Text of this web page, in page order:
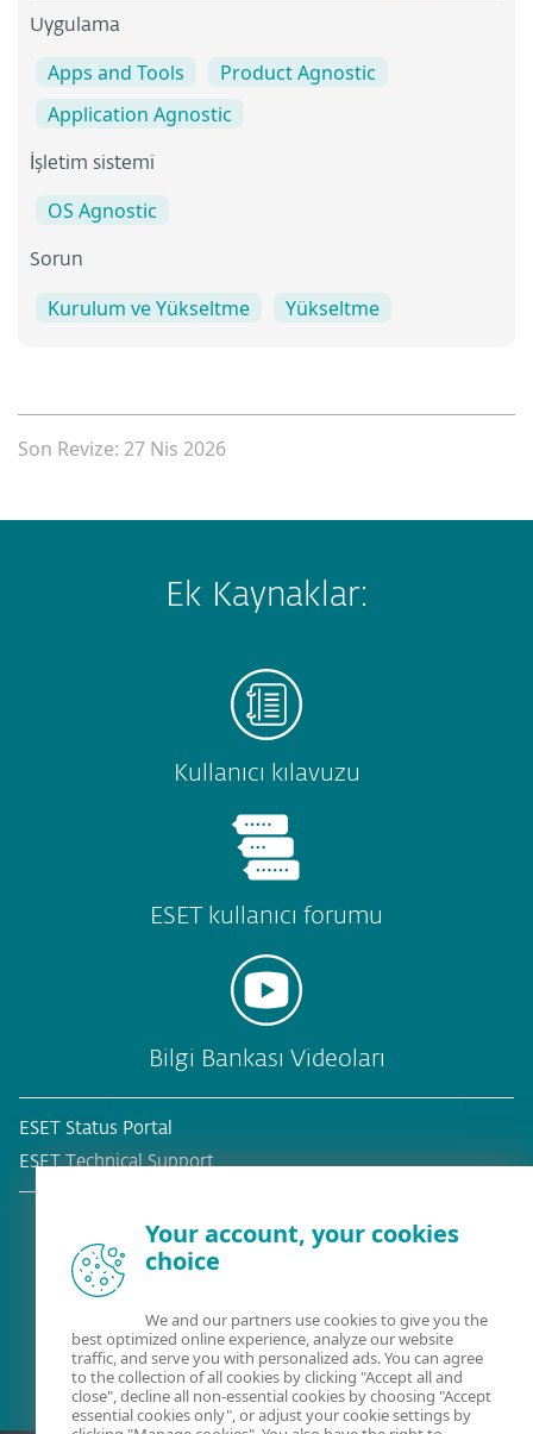
Uygulama
Apps and Tools
Product Agnostic
Application Agnostic
İşletim sistemi
OS Agnostic
Sorun
Kurulum ve Yükseltme Yükseltme
Son Revize: 27 Nis 2026
Ek Kaynaklar:
Kullanıcı kılavuzu
ESET kullanıcı forumu
Bilgi Bankası Videoları
ESET Status Portal
ESET Technical Support
Mevcut müşteri mi?
Your account, your cookies
choice
We and our partners use cookies to give you the
best optimized online experience, analyze our website
traffic, and serve you with personalized ads. You can agree
to the collection of all cookies by clicking "Accept all and
close", decline all non-essential cookies by choosing "Accept
essential cookies only", or adjust your cookie settings by